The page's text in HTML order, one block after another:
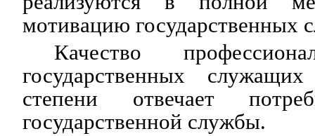
мотивацию государственных
Качество
государственных
степени отвечает
государственной службы.